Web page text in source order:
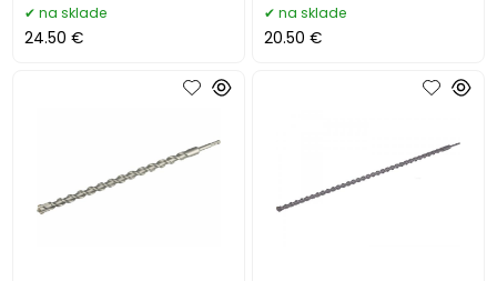
na sklade
24.50 €
na sklade
20.50 €